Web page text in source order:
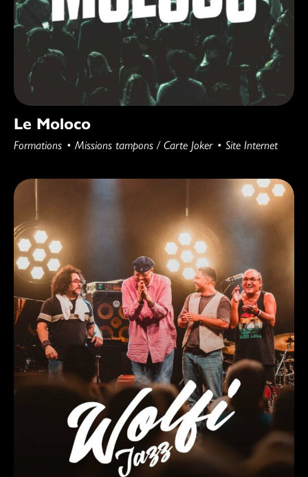
Le Moloco
Formations Missions tampons / Carte Joker Site Internet